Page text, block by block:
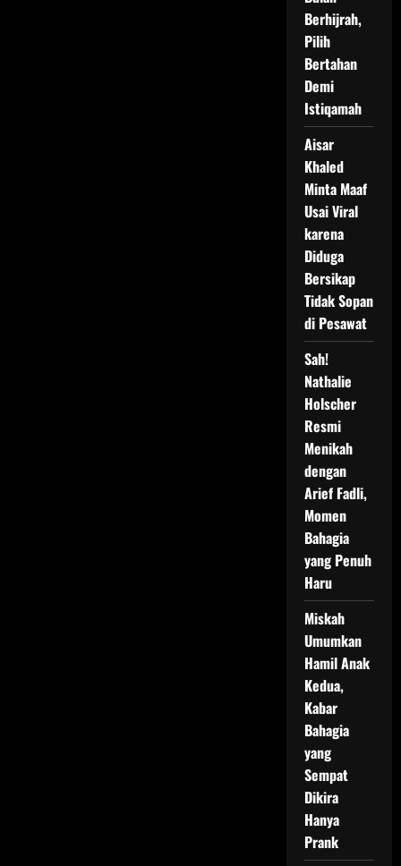
Berhijrah,
Pilih
Bertahan
Demi
Istiqamah
Aisar
Khaled
Minta Maaf
Usai Viral
karena
Diduga
Bersikap
Tidak Sopan
di Pesawat
Sah!
Nathalie
Holscher
Resmi
Menikah
dengan
Arief Fadli,
Momen
Bahagia
yang Penuh
Haru
Miskah
Umumkan
Hamil Anak
Kedua,
Kabar
Bahagia
yang
Sempat
Dikira
Hanya
Prank